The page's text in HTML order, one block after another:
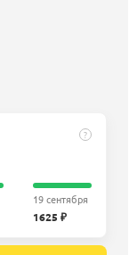
?
19 сентября
1625 ₽